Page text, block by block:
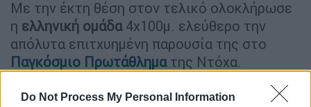
Do Not Process My Personal Information
Με την έκτη θέση στον τελικό ολοκλήρωσε
η ελληνική ομάδα4x100μ. ελεύθερο την
απόλυτα επιτχυημένη παρουσία της στο
Παγκόσμιο Πρωτάθληματης Ντόχα.
ΟιΑπόστολος Χρήστου,Κριστιάν